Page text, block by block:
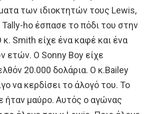
των ιδιοκτητών τους Lewis,
Tally-ho έσπασε το πόδι του στην
Smith είχε ένα καφέ και ένα
ετών. Ο Sonny Boy είχε
20.000 δολάρια. Ο κ.Bailey
να κερδίσει το άλογό του. Το
ήταν μαύρο. Αυτός ο αγώνας